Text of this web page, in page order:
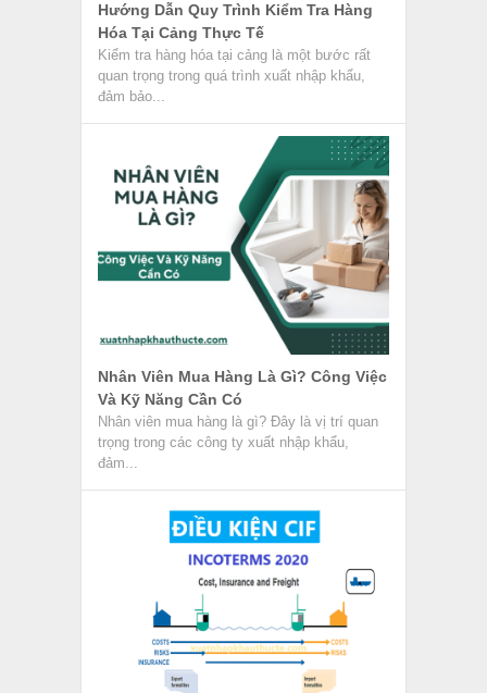
Hướng Dẫn Quy Trình Kiểm Tra Hàng
Hóa Tại Cảng Thực Tế
Kiểm tra hàng hóa tại cảng là một bước rất
quan trọng trong quá trình xuất nhập khẩu,
đảm bảo...
Nhân Viên Mua Hàng Là Gì? Công Việc
Và Kỹ Năng Cần Có
Nhân viên mua hàng là gì? Đây là vị trí quan
trọng trong các công ty xuất nhập khẩu,
đảm...